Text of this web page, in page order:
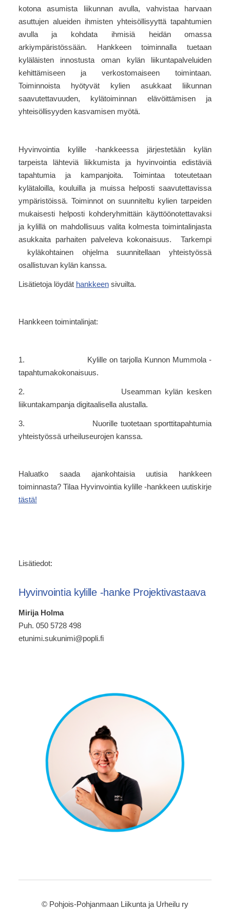
kotona asumista liikunnan avulla, vahvistaa harvaan
asuttujen alueiden ihmisten yhteisöllisyyttä tapahtumien
avulla ja kohdata ihmisiä heidän omassa
arkiympäristössään. Hankkeen toiminnalla tuetaan
kyläläisten innostusta oman kylän liikuntapalveluiden
kehittämiseen ja verkostomaiseen toimintaan.
Toiminnoista hyötyvät kylien asukkaat liikunnan
saavutettavuuden, kylätoiminnan elävöittämisen ja
yhteisöllisyyden kasvamisen myötä.
Hyvinvointia kylille -hankkeessa järjestetään kylän
tarpeista lähteviä liikkumista ja hyvinvointia edistäviä
tapahtumia ja kampanjoita. Toimintaa toteutetaan
kylätaloilla, kouluilla ja muissa helposti saavutettavissa
ympäristöissä. Toiminnot on suunniteltu kylien tarpeiden
mukaisesti helposti kohderyhmittäin käyttöönotettavaksi
ja kylillä on mahdollisuus valita kolmesta toimintalinjasta
asukkaita parhaiten palveleva kokonaisuus. Tarkempi
kyläkohtainen ohjelma suunnitellaan yhteistyössä
osallistuvan kylän kanssa.
Lisätietoja löydät hankkeensivuilta.
Hankkeen toimintalinjat:
1. Kylille on tarjolla Kunnon Mummola -
tapahtumakokonaisuus.
2. Useamman kylän kesken
liikuntakampanja digitaalisella alustalla.
3. Nuorille tuotetaan sporttitapahtumia
yhteistyössä urheiluseurojen kanssa.
Haluatko saada ajankohtaisia uutisia hankkeen
toiminnasta? Tilaa Hyvinvointia kylille -hankkeen uutiskirje
tästä!
Lisätiedot:
Hyvinvointia kylille -hanke Projektivastaava
Mirija Holma
Puh. 050 5728 498
etunimi.sukunimi@popli.fi
© Pohjois-Pohjanmaan Liikunta ja Urheilu ry